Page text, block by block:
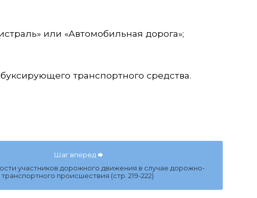
или «Автомобильная дорога»;
транспортного средства.
Шаг вперед
участников дорожного движения в случае дорожно-
транспортного происшествия (стр. 219-222)